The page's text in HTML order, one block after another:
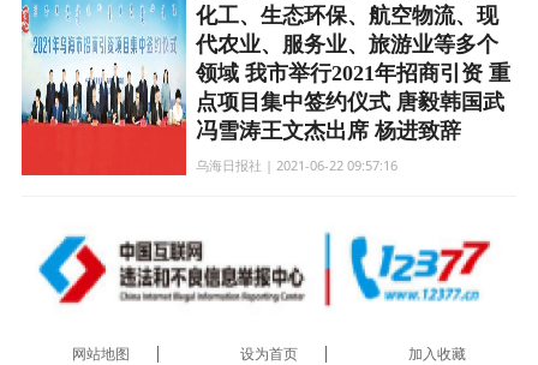
化工、生态环保、航空物流、现
代农业、服务业、旅游业等多个
领域 我市举行2021年招商引资 重
点项目集中签约仪式 唐毅韩国武
冯雪涛王文杰出席 杨进致辞
乌海日报社 | 2021-06-22 09:57:16
网站地图 设为首页 加入收藏